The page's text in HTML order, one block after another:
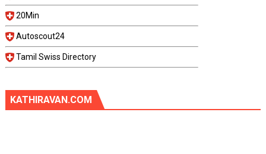
20Min
Autoscout24
Tamil Swiss Directory
KATHIRAVAN.COM